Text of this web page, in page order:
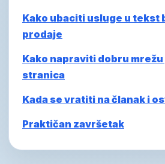
Kako ubaciti usluge u tekst
prodaje
Kako napraviti dobru
stranica
Kada se vratiti na članak i
Praktičan završetak